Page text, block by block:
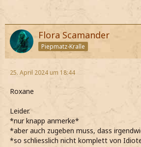
Flora Scamander
Piepmatz-Kralle
25. April 2024 um 18:44
Roxane
Leider.
*nur knapp anmerke*
*aber auch zugeben muss, dass
*so schliesslich nicht komplett von